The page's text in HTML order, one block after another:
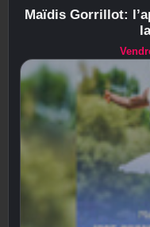
Maïdis Gorrillot: